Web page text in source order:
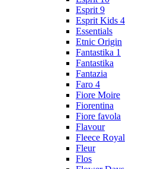
Esprit 9
Esprit Kids 4
Essentials
Etnic Origin
Fantastika 1
Fantastika
Fantazia
Faro 4
Fiore Moire
Fiorentina
Fiore favola
Flavour
Fleece Royal
Fleur
Flos